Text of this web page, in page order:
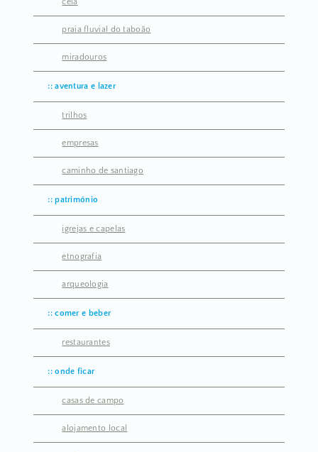
praia fluvial do taboão
miradouros
aventura e lazer
trilhos
empresas
caminho de santiago
património
igrejas e capelas
etnografia
arqueologia
comer e beber
restaurantes
onde ficar
casas de campo
alojamento local